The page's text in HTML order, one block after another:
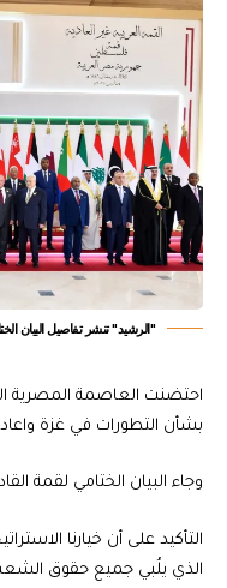
"الرشيد" تنشر تفاصيل البيان
احتضنت العاصمة المصرية
بشأن التطورات في غزة
وجاء البيان الختامي لقمة
التأكيد على أن خيارنا
الذي يلُبي جميع حقوق